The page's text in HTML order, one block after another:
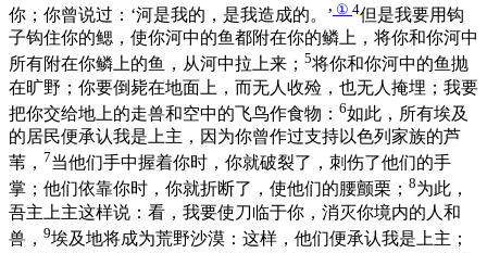
你；你曾说过：‘河是我的，是我造成的。’ ① 4但是我要用钩
子钩住你的鳃，使你河中的鱼都附在你的鳞上，将你和你河中
所有附在你鳞上的鱼，从河中拉上来； 5将你和你河中的鱼抛
在旷野；你要倒毙在地面上，而无人收殓，也无人掩埋；我要
把你交给地上的走兽和空中的飞鸟作食物： 6如此，所有埃及
的居民便承认我是上主，因为你曾作过支持以色列家族的芦
苇， 7当他们手中握着你时，你就破裂了，刺伤了他们的手
掌；他们依靠你时，你就折断了，使他们的腰颤栗； 8为此，
吾主上主这样说：看，我要使刀临于你，消灭你境内的人和
兽， 9埃及地将成为荒野沙漠：这样，他们便承认我是上主；